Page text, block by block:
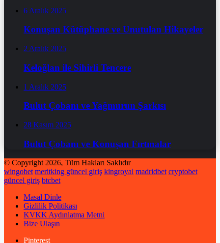
6 Aralık 2025
Konuşan Kütüphane ve Unutulan Hikayeler
2 Aralık 2025
Keloğlan ile Sihirli Tencere
1 Aralık 2025
Bulut Çobanı ve Yağmurun Şarkısı
28 Kasım 2025
Bulut Çobanı ve Konuşan Fırtınalar
© Copyright 2026, Tüm Hakları Saklıdır
wingobet meritking güncel giriş kingroyal madridbet cryptobet
güncel giriş btcbet
Masal Dinle
Gizlilik Politikası
KVKK Aydınlatma Metni
Bize Ulaşın
Pinterest